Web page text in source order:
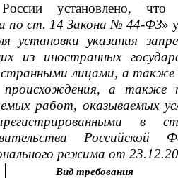
установлено,
по ст. 14 Закона № 44-ФЗ»
установки указания
из иностранных
лицами, а
происхождения, а также
работ, оказываемых
в
режима от
Вид требования